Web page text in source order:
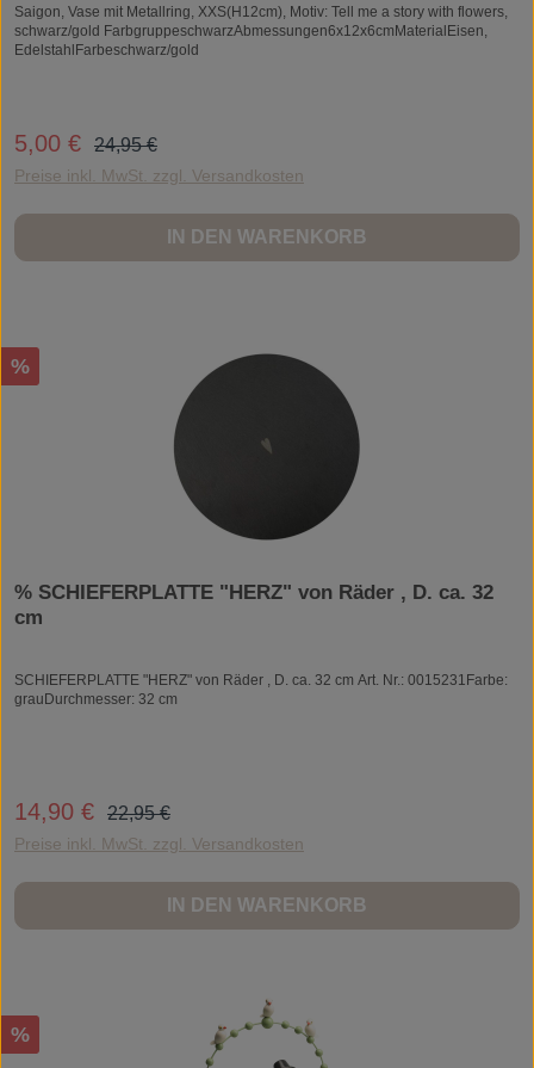
Saigon, Vase mit Metallring, XXS(H12cm), Motiv: Tell me a story with flowers,
schwarz/gold FarbgruppeschwarzAbmessungen6x12x6cmMaterialEisen,
EdelstahlFarbeschwarz/gold
Verkaufspreis:
5,00 € Regulärer Preis:
24,95 €
Preise inkl. MwSt. zzgl. Versandkosten
IN DEN WARENKORB
Rabatt
%
% SCHIEFERPLATTE "HERZ" von Räder , D. ca. 32
cm
SCHIEFERPLATTE "HERZ" von Räder , D. ca. 32 cm Art. Nr.: 0015231Farbe:
grauDurchmesser: 32 cm
Verkaufspreis:
14,90 € Regulärer Preis:
22,95 €
Preise inkl. MwSt. zzgl. Versandkosten
IN DEN WARENKORB
Rabatt
%